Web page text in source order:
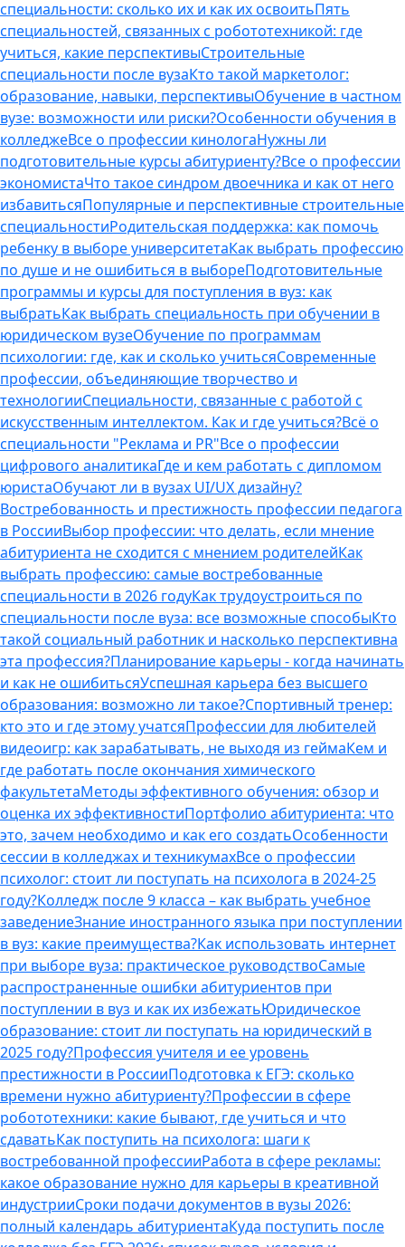
специальности: сколько их и как их освоитьПять
специальностей, связанных с робототехникой: где
учиться, какие перспективыСтроительные
специальности после вузаКто такой маркетолог:
образование, навыки, перспективыОбучение в частном
вузе: возможности или риски?Особенности обучения в
колледжеВсе о профессии кинологаНужны ли
подготовительные курсы абитуриенту?Все о профессии
экономистаЧто такое синдром двоечника и как от него
избавитьсяПопулярные и перспективные строительные
специальностиРодительская поддержка: как помочь
ребенку в выборе университетаКак выбрать профессию
по душе и не ошибиться в выбореПодготовительные
программы и курсы для поступления в вуз: как
выбратьКак выбрать специальность при обучении в
юридическом вузеОбучение по программам
психологии: где, как и сколько учитьсяСовременные
профессии, объединяющие творчество и
технологииСпециальности, связанные с работой с
искусственным интеллектом. Как и где учиться?Всё о
специальности "Реклама и PR"Все о профессии
цифрового аналитикаГде и кем работать с дипломом
юристаОбучают ли в вузах UI/UX дизайну?
Востребованность и престижность профессии педагога
в РоссииВыбор профессии: что делать, если мнение
абитуриента не сходится с мнением родителейКак
выбрать профессию: самые востребованные
специальности в 2026 годуКак трудоустроиться по
специальности после вуза: все возможные способыКто
такой социальный работник и насколько перспективна
эта профессия?Планирование карьеры - когда начинать
и как не ошибитьсяУспешная карьера без высшего
образования: возможно ли такое?Спортивный тренер:
кто это и где этому учатсяПрофессии для любителей
видеоигр: как зарабатывать, не выходя из геймаКем и
где работать после окончания химического
факультетаМетоды эффективного обучения: обзор и
оценка их эффективностиПортфолио абитуриента: что
это, зачем необходимо и как его создатьОсобенности
сессии в колледжах и техникумахВсе о профессии
психолог: стоит ли поступать на психолога в 2024-25
году?Колледж после 9 класса – как выбрать учебное
заведениеЗнание иностранного языка при поступлении
в вуз: какие преимущества?Как использовать интернет
при выборе вуза: практическое руководствоСамые
распространенные ошибки абитуриентов при
поступлении в вуз и как их избежатьЮридическое
образование: стоит ли поступать на юридический в
2025 году?Профессия учителя и ее уровень
престижности в РоссииПодготовка к ЕГЭ: сколько
времени нужно абитуриенту?Профессии в сфере
робототехники: какие бывают, где учиться и что
сдаватьКак поступить на психолога: шаги к
востребованной профессииРабота в сфере рекламы:
какое образование нужно для карьеры в креативной
индустрииСроки подачи документов в вузы 2026:
полный календарь абитуриентаКуда поступить после